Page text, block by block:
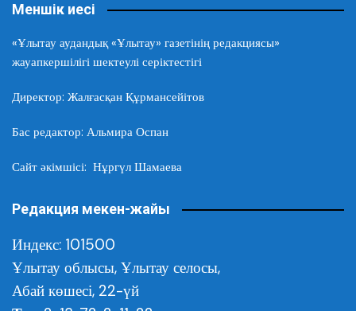
Меншік иесі
«Ұлытау аудандық «Ұлытау» газетінің редакциясы»
жауапкершілігі шектеулі серіктестігі
Директор: Жалғасқан Құрмансейітов
Бас редактор: Альмира Оспан
Сайт әкімшісі: Нұргүл Шамаева
Редакция мекен-жайы
Индекс: 101500
Ұлытау облысы, Ұлытау селосы,
Абай көшесі, 22-үй